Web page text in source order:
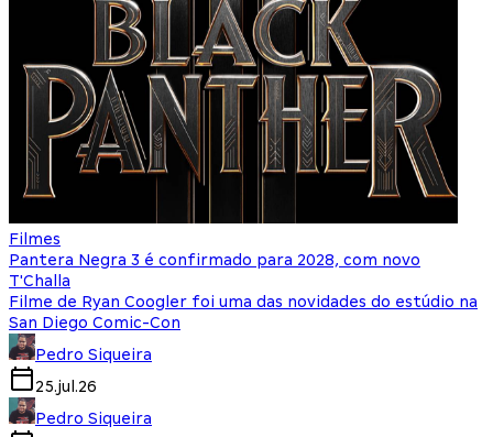
Filmes
Pantera Negra 3 é confirmado para 2028, com novo
T'Challa
Filme de Ryan Coogler foi uma das novidades do estúdio na
San Diego Comic-Con
Pedro Siqueira
25.jul.26
Pedro Siqueira